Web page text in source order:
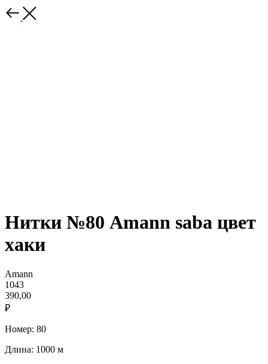
Нитки №80 Amann saba цвет
хаки
Amann
1043
390,00
₽
Номер: 80
Длина: 1000 м